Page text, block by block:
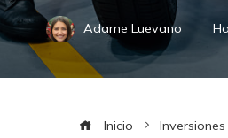
Adame Luevano
Inicio